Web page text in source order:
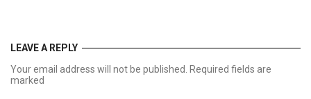
LEAVE A REPLY
Your email address will not be published. Required fields are
marked